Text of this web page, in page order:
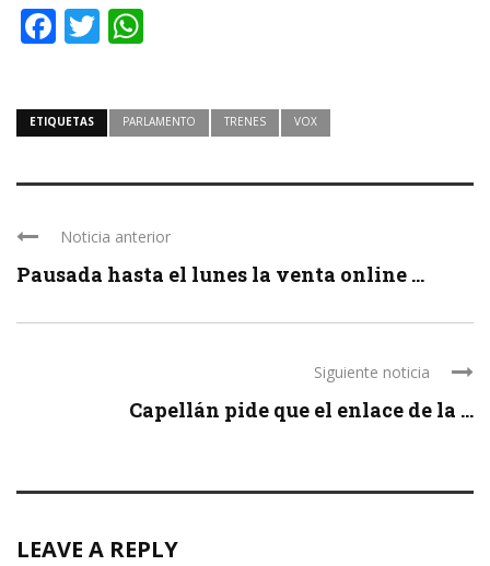
Facebook
Twitter
ETIQUETAS PARLAMENTO TRENES VOX
Noticia anterior
Pausada hasta el lunes la venta online ...
Siguiente noticia
Capellán pide que el enlace de la ...
LEAVE A REPLY